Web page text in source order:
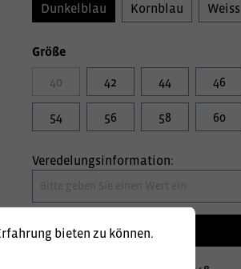
Dunkelblau Kornblau Weiss
Größe
40 42 44 46
54 56 58 60
Veredelungsinformation:
bieten zu können.